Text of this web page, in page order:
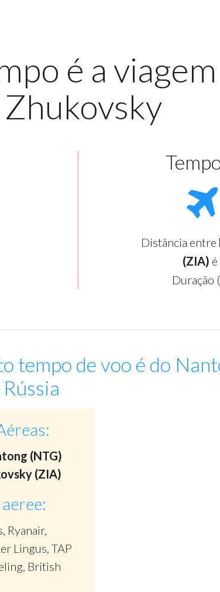
é a
Distância entre
(ZIA)
Duração
tempo de voo é do
(NTG)
(ZIA)
Ryanair,
Lingus, TAP
British